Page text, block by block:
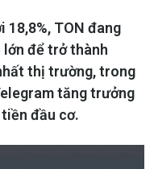
TON đang
để trở thành
thị trường, trong
tăng trưởng
đầu cơ.